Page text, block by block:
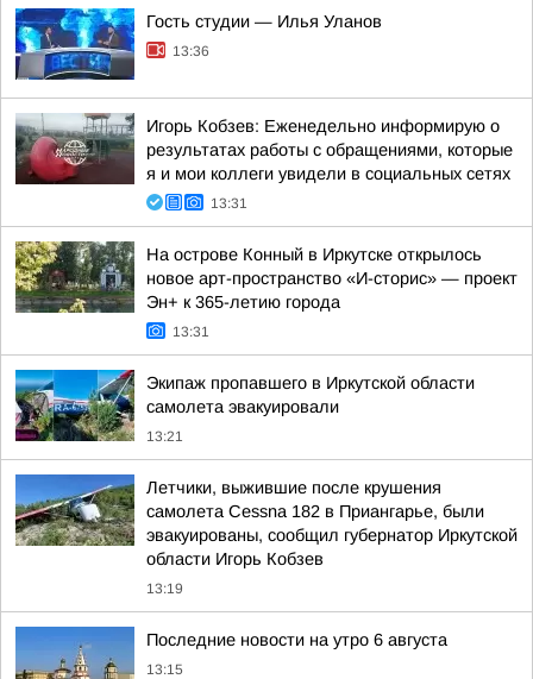
Гость студии — Илья Уланов
13:36
Игорь Кобзев: Еженедельно информирую о
результатах работы с обращениями, которые
я и мои коллеги увидели в социальных сетях
13:31
На острове Конный в Иркутске открылось
новое арт-пространство «И-сторис» — проект
Эн+ к 365-летию города
13:31
Экипаж пропавшего в Иркутской области
самолета эвакуировали
13:21
Летчики, выжившие после крушения
самолета Cessna 182 в Приангарье, были
эвакуированы, сообщил губернатор Иркутской
области Игорь Кобзев
13:19
Последние новости на утро 6 августа
13:15